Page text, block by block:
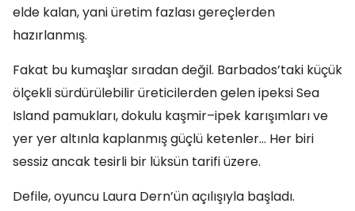
elde kalan, yani üretim fazlası gereçlerden
hazırlanmış.
Fakat bu kumaşlar sıradan değil. Barbados’taki küçük
ölçekli sürdürülebilir üreticilerden gelen ipeksi Sea
Island pamukları, dokulu kaşmir–ipek karışımları ve
yer yer altınla kaplanmış güçlü ketenler… Her biri
sessiz ancak tesirli bir lüksün tarifi üzere.
Defile, oyuncu Laura Dern’ün açılışıyla başladı.